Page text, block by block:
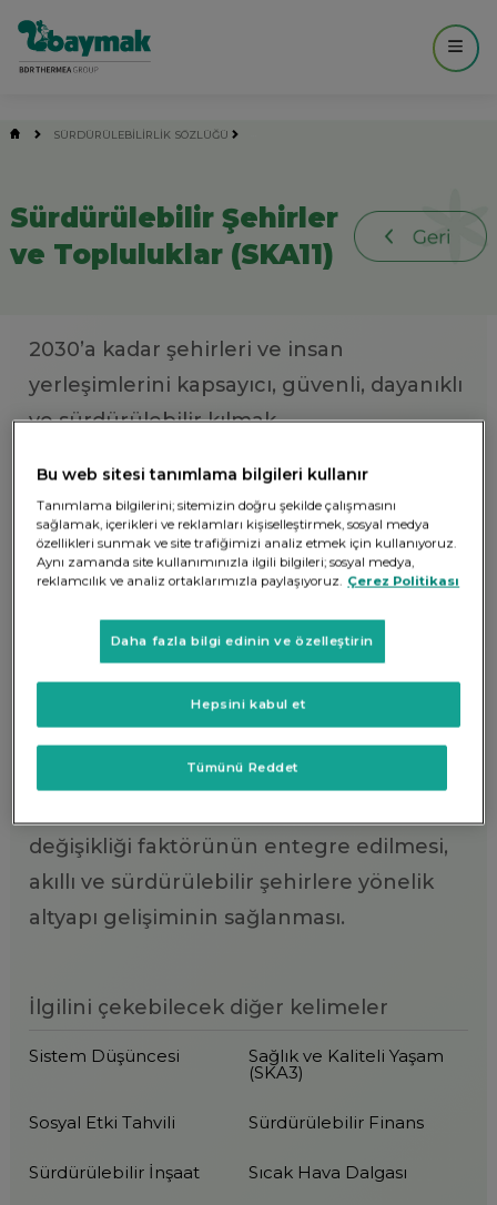
SÜRDÜRÜLEBİLİRLİK SÖZLÜĞÜ
Sürdürülebilir Şehirler
ve Topluluklar (SKA11)
2030’a kadar şehirleri ve insan
yerleşimlerini kapsayıcı, güvenli, dayanıklı
ve sürdürülebilir kılmak.
BM’ye göre, 2050 yılında dünya üzerinde
şehirlerde yaşayan insanların oranı % 68’e
çıkacak.
Hedef; 2030’a kadar herkesin yeterli,
güvenli ve uygun fiyatlı konutlara ve
temel hizmetlere erişimini sağlanmak ve
gecekondu mahallelerini iyileştirmek.
NASIL? Dar gelirlilerin konuta erişiminin
değişikliği faktörünün entegre edilmesi,
akıllı ve sürdürülebilir şehirlere yönelik
altyapı gelişiminin sağlanması.
İlgilini çekebilecek diğer kelimeler
Sistem Düşüncesi Sağlık ve Kaliteli Yaşam
(SKA3)
Sosyal Etki Tahvili Sürdürülebilir Finans
Sürdürülebilir İnşaat Sıcak Hava Dalgası
Bu web sitesi tanımlama bilgileri kullanır
Tanımlama bilgilerini; sitemizin doğru şekilde çalışmasını
sağlamak, içerikleri ve reklamları kişiselleştirmek, sosyal medya
özellikleri sunmak ve site trafiğimizi analiz etmek için kullanıyoruz.
Aynı zamanda site kullanımınızla ilgili bilgileri; sosyal medya,
reklamcılık ve analiz ortaklarımızla paylaşıyoruz. Çerez Politikası
Daha fazla bilgi edinin ve özelleştirin
Tümünü Reddet
Hepsini kabul et